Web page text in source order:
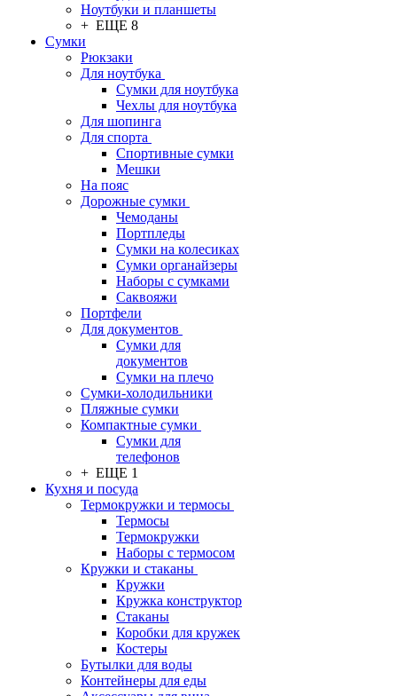
Ноутбуки и планшеты
+ ЕЩЕ 8
Сумки
Рюкзаки
Для ноутбука
Сумки для ноутбука
Чехлы для ноутбука
Для шопинга
Для спорта
Спортивные сумки
Мешки
На пояс
Дорожные сумки
Чемоданы
Портпледы
Сумки на колесиках
Сумки органайзеры
Наборы с сумками
Саквояжи
Портфели
Для документов
Сумки для
документов
Сумки на плечо
Сумки-холодильники
Пляжные сумки
Компактные сумки
Сумки для
телефонов
+ ЕЩЕ 1
Кухня и посуда
Термокружки и термосы
Термосы
Термокружки
Наборы с термосом
Кружки и стаканы
Кружки
Кружка конструктор
Стаканы
Коробки для кружек
Костеры
Бутылки для воды
Контейнеры для еды